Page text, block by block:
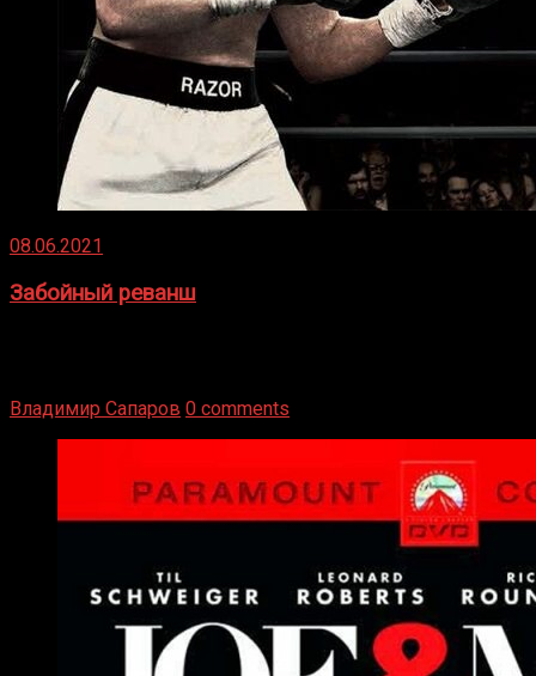
08.06.2021
Забойный реванш
Владимир Сапаров 0 comments